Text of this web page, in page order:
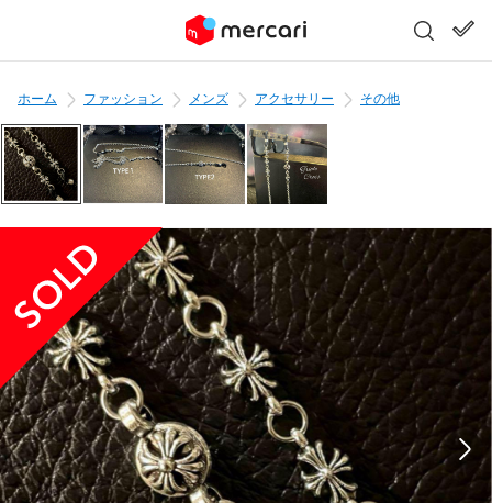
ホーム ファッション メンズ アクセサリー その他